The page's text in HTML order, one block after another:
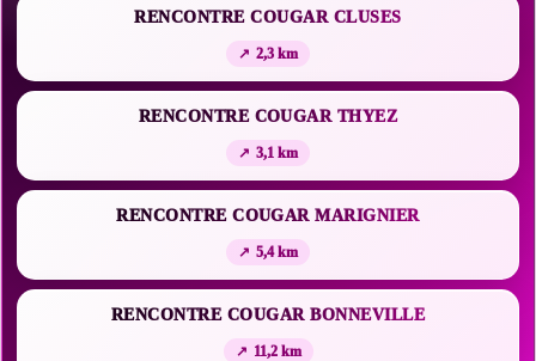
RENCONTRE COUGAR CLUSES
2,3 km
RENCONTRE COUGAR THYEZ
3,1 km
RENCONTRE COUGAR MARIGNIER
5,4 km
RENCONTRE COUGAR BONNEVILLE
11,2 km